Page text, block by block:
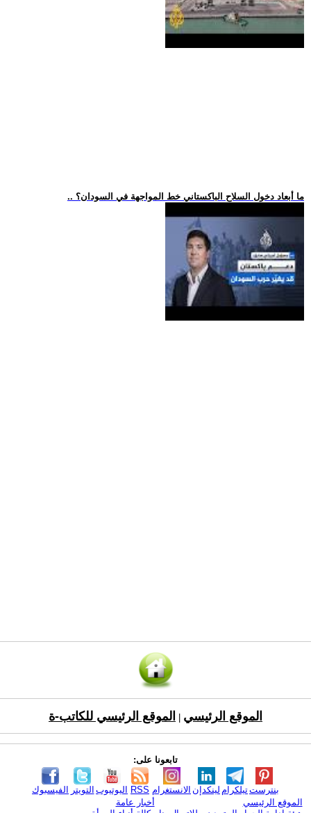
.. ما أبعاد دخول السلاح الباكستاني خط المواجهة في السودان؟
الموقع الرئيسي الموقع الرئيسي للكاتب-ة
تابعونا على:
الفيسبوك التويتر اليوتيوب RSS الانستغرام لينكدإن تيلكرامبنترست
الموقع الرئيسي
أخبار عامة